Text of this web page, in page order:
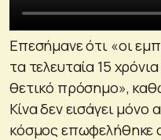
Επεσήμανε ότι «οι
τα τελευταία 15
θετικό πρόσημο»,
Κίνα δεν εισάγει μόνο
κόσμος επωφελήθηκε